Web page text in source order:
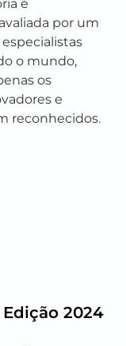
é
por um
o mundo,
os
e
reconhecidos.
2024